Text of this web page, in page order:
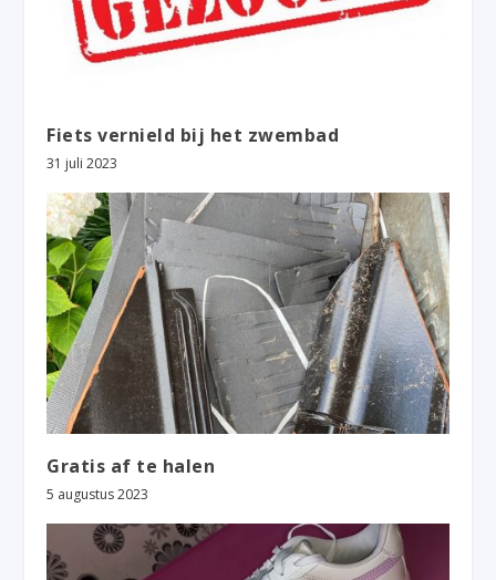
Fiets vernield bij het zwembad
31 juli 2023
Gratis af te halen
5 augustus 2023